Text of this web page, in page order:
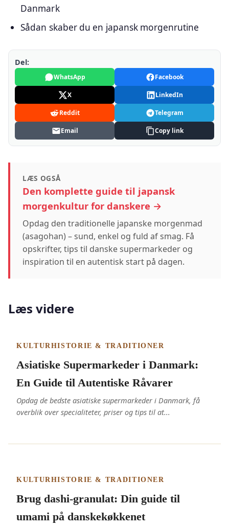
Danmark
Sådan skaber du en japansk morgenrutine
Del:
WhatsApp Facebook
X LinkedIn
Reddit Telegram
Email Copy link
LÆS OGSÅ
Den komplette guide til japansk
morgenkultur for danskere →
Opdag den traditionelle japanske morgenmad
(asagohan) – sund, enkel og fuld af smag. Få
opskrifter, tips til danske supermarkeder og
inspiration til en autentisk start på dagen.
Læs videre
KULTURHISTORIE & TRADITIONER
Asiatiske Supermarkeder i Danmark:
En Guide til Autentiske Råvarer
Opdag de bedste asiatiske supermarkeder i Danmark, få
overblik over specialiteter, priser og tips til at...
KULTURHISTORIE & TRADITIONER
Brug dashi-granulat: Din guide til
umami på danskekøkkenet